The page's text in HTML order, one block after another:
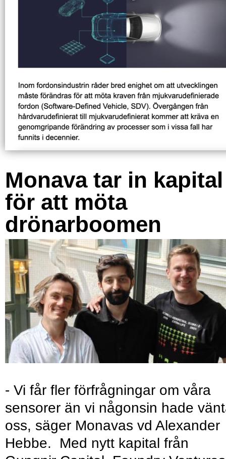
Monava tar in kapital
för att möta
drönarboomen
- Vi får fler förfrågningar om våra
sensorer än vi någonsin hade
oss, säger Monavas vd Alexander
Hebbe. Med nytt kapital från